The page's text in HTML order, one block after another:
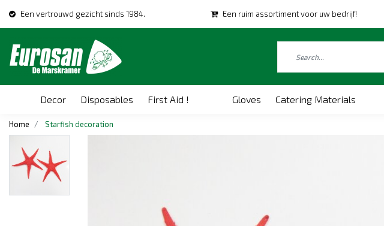
Een vertrouwd gezicht sinds 1984. Een ruim assortiment voor uw bedrijf!
Decor Disposables First Aid ! Gloves Catering Materials
Home Starfish decoration